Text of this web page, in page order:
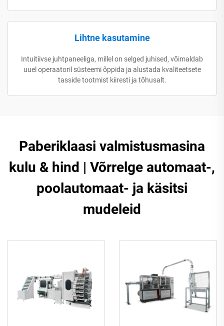
Lihtne kasutamine
Intuitiivse juhtpaneeliga, millel on selged juhised, võimaldab
uuel operaatoril süsteemi õppida ja alustada kvaliteetsete
tasside tootmist kiiresti ja tõhusalt.
Paberiklaasi valmistusmasina
kulu & hind | Võrrelge automaat-,
poolautomaat- ja käsitsi
mudeleid